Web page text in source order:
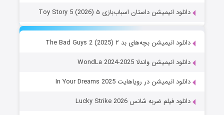
دانلود انیمیشن داستان اسباب‌بازی ۵ Toy Story 5 (2026)
دانلود انیمیشن بچه‌های بد ۲ The Bad Guys 2 (2025)
دانلود انیمیشن واندلا WondLa 2024-2025
دانلود انیمیشن در رویاهایت In Your Dreams 2025
دانلود فیلم ضربه شانس Lucky Strike 2026